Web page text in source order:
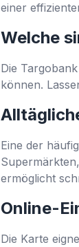
einer
Welche
Die
können.
Eine der
ermöglicht
Online-
Die Karte